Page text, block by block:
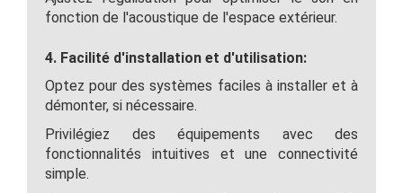
fonction de l'acoustique de l'espace extérieur.
4. Facilité d'installation et d'utilisation:
Optez pour des systèmes faciles à installer et à
démonter, si nécessaire.
Privilégiez des équipements avec des
fonctionnalités intuitives et une connectivité
simple.